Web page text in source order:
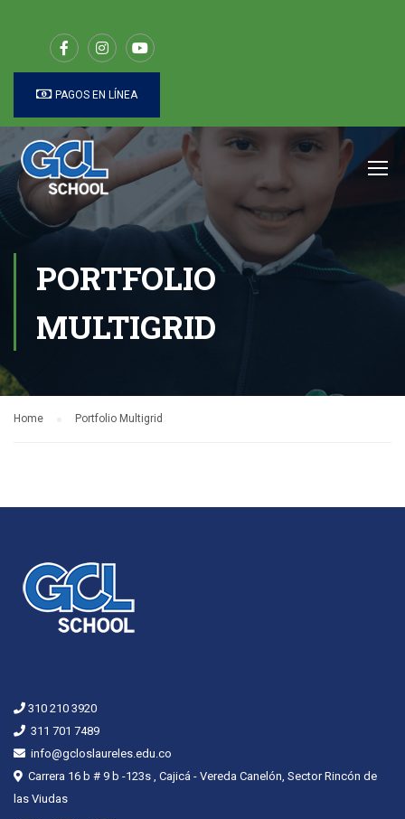
PAGOS EN LÍNEA
PORTFOLIO
MULTIGRID
Home Portfolio Multigrid
310 210 3920
311 701 7489
info@gcloslaureles.edu.co
Carrera 16 b # 9 b -123s , Cajicá - Vereda Canelón, Sector Rincón de
las Viudas